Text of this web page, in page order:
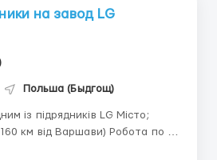
на завод LG
Польша (Быдгощ)
із підрядників LG Місто;
км від Варшави) Робота по 12
робота на заводі, де